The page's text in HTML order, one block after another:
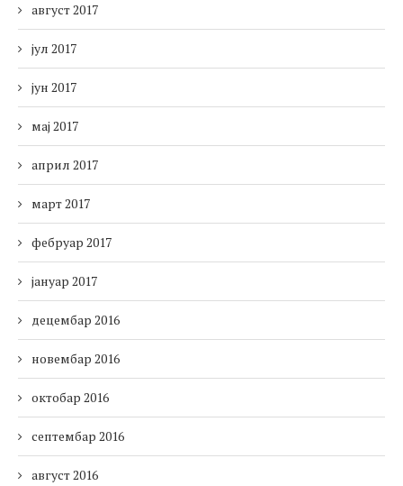
август 2017
јул 2017
јун 2017
мај 2017
април 2017
март 2017
фебруар 2017
јануар 2017
децембар 2016
новембар 2016
октобар 2016
септембар 2016
август 2016